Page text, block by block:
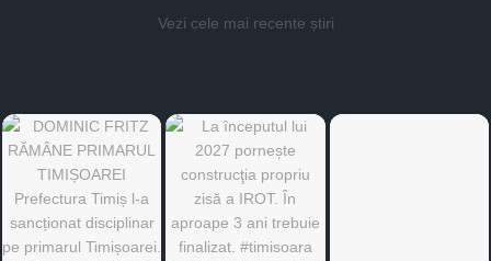
Vezi cele mai recente știri